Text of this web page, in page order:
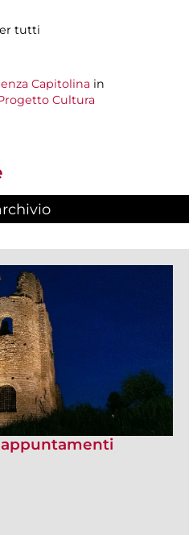
tutti
Capitolina in
Cultura
appuntamenti